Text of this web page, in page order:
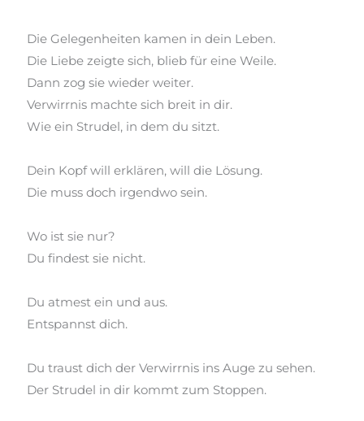
Die Gelegenheiten kamen in dein Leben.
Die Liebe zeigte sich, blieb für eine Weile.
Dann zog sie wieder weiter.
Verwirrnis machte sich breit in dir.
Wie ein Strudel, in dem du sitzt.
Dein Kopf will erklären, will die Lösung.
Die muss doch irgendwo sein.
Wo ist sie nur?
Du findest sie nicht.
Du atmest ein und aus.
Entspannst dich.
Du traust dich derVerwirrnis ins Auge zu sehen.
Der Strudel in dir kommt zum Stoppen.